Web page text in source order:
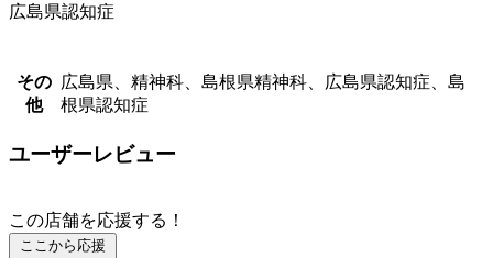
広島県認知症
その
他
広島県、精神科、島根県精神科、広島県認知症、島
根県認知症
ユーザーレビュー
この店舗を応援する！
ここから応援